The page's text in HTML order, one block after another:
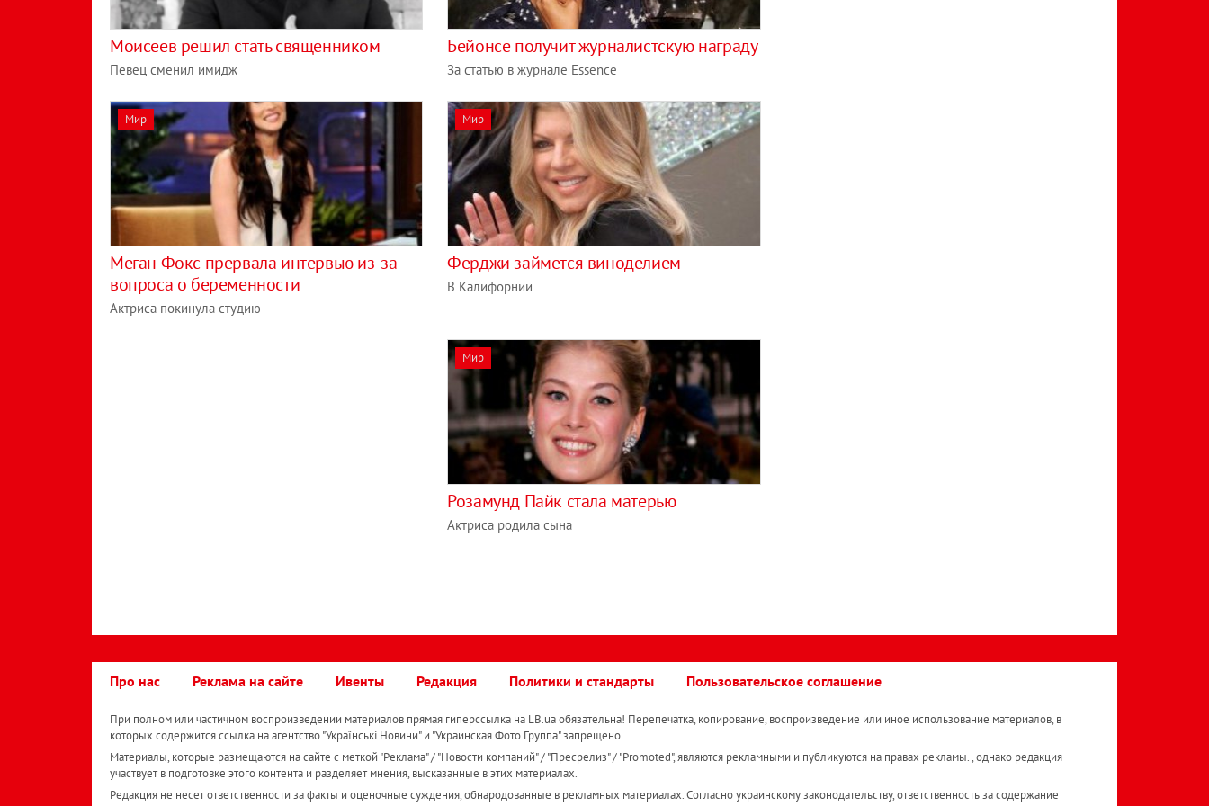
Моисеев решил стать священником
Певец сменил имидж
Бейонсе получит журналистскую награду
За статью в журнале Essence
Мир
Меган Фокс прервала интервью из-за
вопроса о беременности
Актриса покинула студию
Мир
Ферджи займется виноделием
В Калифорнии
Мир
Розамунд Пайк стала матерью
Актриса родила сына
Про нас Реклама на сайте Ивенты Редакция Политики и стандарты Пользовательское соглашение
При полном или частичном воспроизведении материалов прямая гиперссылка на LB.ua обязательна! Перепечатка, копирование, воспроизведение или иное использование материалов, в
которых содержится ссылка на агентство "Українськi Новини" и "Украинская Фото Группа" запрещено.
Материалы, которые размещаются на сайте с меткой "Реклама" / "Новости компаний" / "Пресрелиз" / "Promoted", являются рекламными и публикуются на правах рекламы. , однако редакция
участвует в подготовке этого контента и разделяет мнения, высказанные в этих материалах.
Редакция не несет ответственности за факты и оценочные суждения, обнародованные в рекламных материалах. Согласно украинскому законодательству, ответственность за содержание